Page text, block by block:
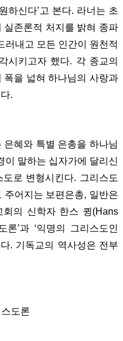
하신다’고 본다. 라너는 초
실존론적 처지를 밝혀 종파
러내고 모든 인간이 원천적
시키고자 했다. 각 종교의
폭을 넓혀 하나님의 사랑과
.
혜와 특별 은총을 하나님
이 말하는 십자가에 달리신
로 변형시킨다. 그리스도
주어지는 보편은총, 일반은
회의 신학자 한스 큉(Hans
론’과 ‘익명의 그리스도인
다. 기독교의 역사성은 전부
도론